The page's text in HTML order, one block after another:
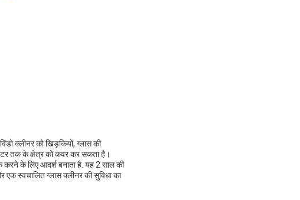
क्लीनर को खिड़कियों, ग्लास की
तक के क्षेत्र को कवर कर सकता है।
करने के लिए आदर्श बनाता है. यह 2 साल की
एक स्वचालित ग्लास क्लीनर की सुविधा का